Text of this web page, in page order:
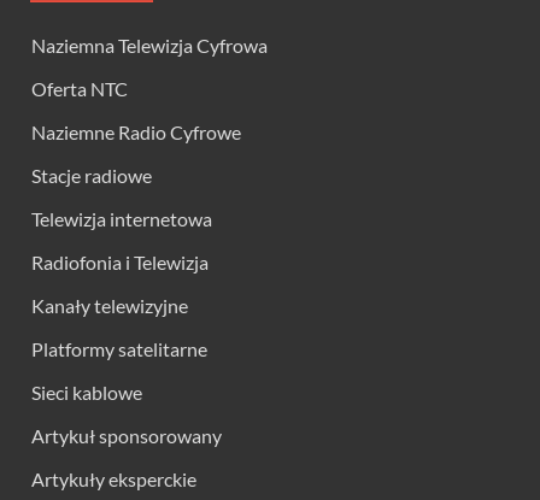
Naziemna Telewizja Cyfrowa
Oferta NTC
Naziemne Radio Cyfrowe
Stacje radiowe
Telewizja internetowa
Radiofonia i Telewizja
Kanały telewizyjne
Platformy satelitarne
Sieci kablowe
Artykuł sponsorowany
Artykuły eksperckie